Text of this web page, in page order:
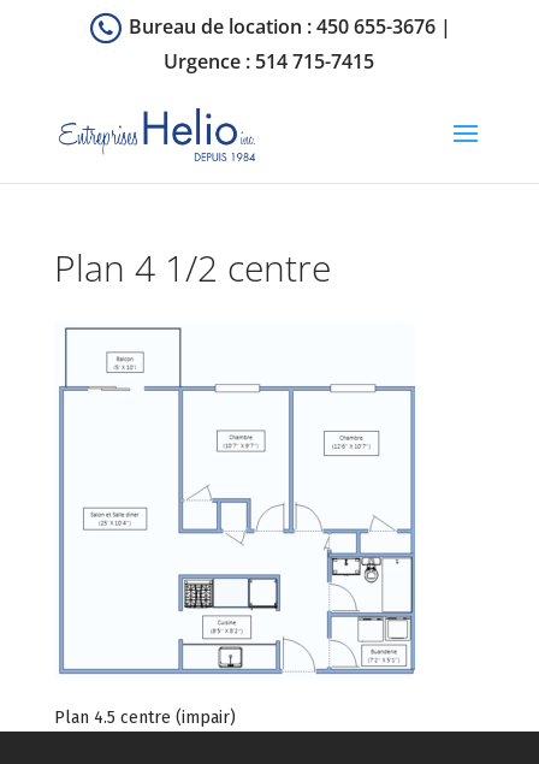
Bureau de location :450 655-3676|
Urgence : 514 715-7415
Plan 4 1/2 centre
Plan 4.5 centre (impair)